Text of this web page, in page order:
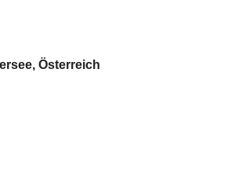
Österreich